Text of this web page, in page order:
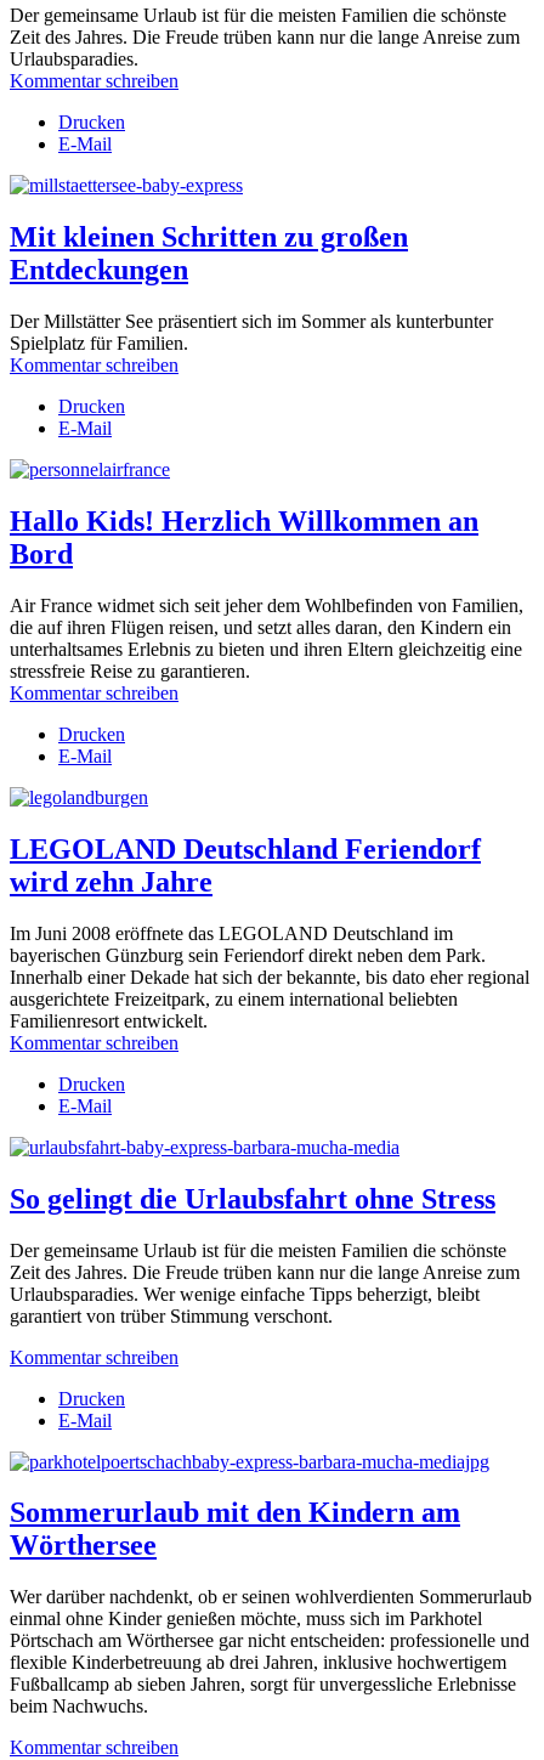
Der gemeinsame Urlaub ist für die meisten Familien die schönste
Zeit des Jahres. Die Freude trüben kann nur die lange Anreise zum
Urlaubsparadies.
Kommentar schreiben
Drucken
E-Mail
Mit kleinen Schritten zu großen
Entdeckungen
Der Millstätter See präsentiert sich im Sommer als kunterbunter
Spielplatz für Familien.
Kommentar schreiben
Drucken
E-Mail
Hallo Kids! Herzlich Willkommen an
Bord
Air France widmet sich seit jeher dem Wohlbefinden von Familien,
die auf ihren Flügen reisen, und setzt alles daran, den Kindern ein
unterhaltsames Erlebnis zu bieten und ihren Eltern gleichzeitig eine
stressfreie Reise zu garantieren.
Kommentar schreiben
Drucken
E-Mail
LEGOLAND Deutschland Feriendorf
wird zehn Jahre
Im Juni 2008 eröffnete das LEGOLAND Deutschland im
bayerischen Günzburg sein Feriendorf direkt neben dem Park.
Innerhalb einer Dekade hat sich der bekannte, bis dato eher regional
ausgerichtete Freizeitpark, zu einem international beliebten
Familienresort entwickelt.
Kommentar schreiben
Drucken
E-Mail
So gelingt die Urlaubsfahrt ohne Stress
Der gemeinsame Urlaub ist für die meisten Familien die schönste
Zeit des Jahres. Die Freude trüben kann nur die lange Anreise zum
Urlaubsparadies. Wer wenige einfache Tipps beherzigt, bleibt
garantiert von trüber Stimmung verschont.
Kommentar schreiben
Drucken
E-Mail
Sommerurlaub mit den Kindern am
Wörthersee
Wer darüber nachdenkt, ob er seinen wohlverdienten Sommerurlaub
einmal ohne Kinder genießen möchte, muss sich im Parkhotel
Pörtschach am Wörthersee gar nicht entscheiden: professionelle und
flexible Kinderbetreuung ab drei Jahren, inklusive hochwertigem
Fußballcamp ab sieben Jahren, sorgt für unvergessliche Erlebnisse
beim Nachwuchs.
Kommentar schreiben